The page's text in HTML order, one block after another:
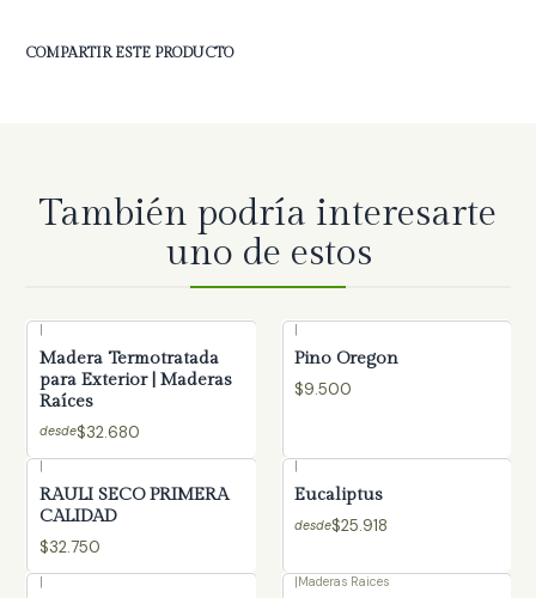
COMPARTIR ESTE PRODUCTO
También podría interesarte
uno de estos
|
Madera Termotratada
para Exterior | Maderas
Raíces
desde$32.680
|
Pino Oregon
$9.500
RAULI SECO PRIMERA
CALIDAD
$32.750
Eucaliptus
desde$25.918
| |Maderas Raices